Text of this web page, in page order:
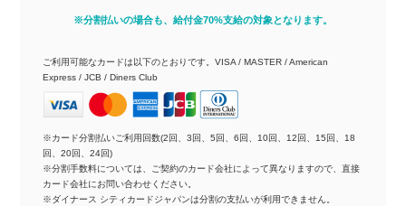
※分割払いの場合も、給付金70%支給の対象となります。
ご利用可能なカードは以下のとおりです。VISA / MASTER / American
Express / JCB / Diners Club
※カード分割払いご利用回数(2回、3回、5回、6回、10回、12回、15回、18
回、20回、24回)
※分割手数料については、ご契約のカード会社によって異なりますので、直接
カード会社にお問い合わせください。
※ダイナース シティカードジャパンは分割の支払いが利用できません。